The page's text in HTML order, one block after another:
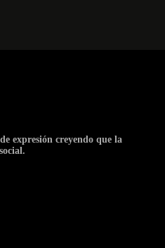
expresión creyendo que la